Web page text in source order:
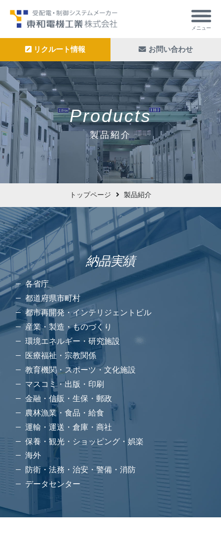
リクルート情報 お問い合わせ
メニュー
Products
製品紹介
トップページ 製品紹介
納品実績
各省庁
都道府県市町村
都市再開発・インテリジェントビル
産業・製造・ものづくり
環境エネルギー・研究施設
医療福祉・宗教関係
教育機関・スポーツ・文化施設
マスコミ・出版・印刷
金融・信販・生保・郵政
農林漁業・食品・給食
運輸・運送・倉庫・商社
保養・観光・ショッピング・娯楽
海外
防衛・法務・治安・警備・消防
データセンター